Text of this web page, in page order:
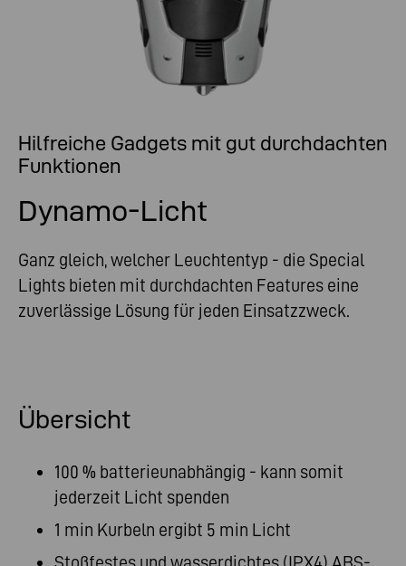
Hilfreiche Gadgets mit gut durchdachten
Funktionen
Dynamo-Licht
Ganz gleich, welcher Leuchtentyp - die Special
Lights bieten mit durchdachten Features eine
zuverlässige Lösung für jeden Einsatzzweck.
Übersicht
100 % batterieunabhängig - kann somit
jederzeit Licht spenden
1 min Kurbeln ergibt 5 min Licht